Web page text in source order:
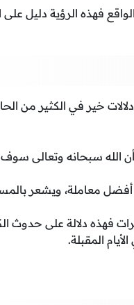
فهذه الرؤية دليل على
خير في الكثير من
الله سبحانه وتعالى
أفضل معاملة، ويشعر
فهذه دلالة على حدوث
المقبلة.